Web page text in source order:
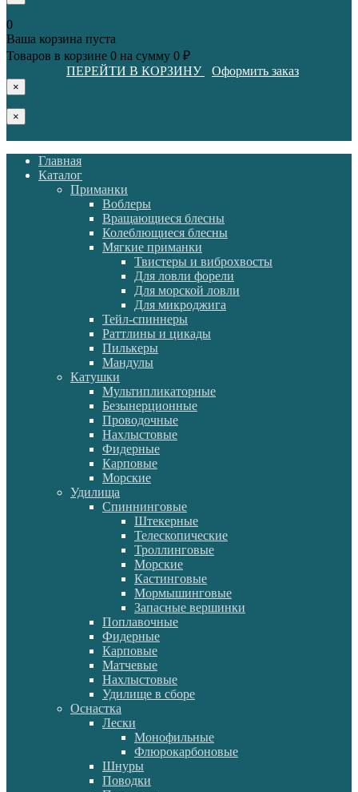
0
Ваша корзина пуста
Товаров в корзине 0 на сумму 0 ₽
ПЕРЕЙТИ В КОРЗИНУ
Оформить заказ
×
×
Главная
Каталог
Приманки
Воблеры
Вращающиеся блесны
Колеблющиеся блесны
Мягкие приманки
Твистеры и виброхвосты
Для ловли форели
Для морской ловли
Для микроджига
Тейл-спиннеры
Раттлины и цикады
Пилькеры
Мандулы
Катушки
Мультипликаторные
Безынерционные
Проводочные
Нахлыстовые
Фидерные
Карповые
Морские
Удилища
Спиннинговые
Штекерные
Телескопические
Троллинговые
Морские
Кастинговые
Мормышинговые
Запасные вершинки
Поплавочные
Фидерные
Карповые
Матчевые
Нахлыстовые
Удилище в сборе
Оснастка
Лески
Монофильные
Флюрокарбоновые
Шнуры
Поводки